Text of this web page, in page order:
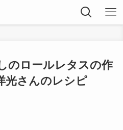
のロールレタスの作
光さんのレシピ